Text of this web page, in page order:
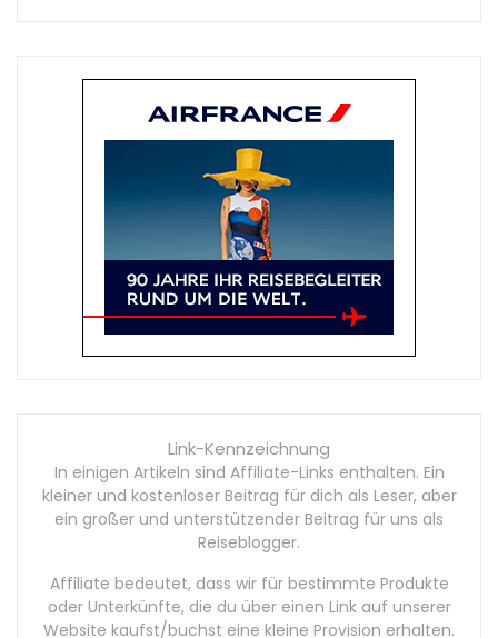
Link-Kennzeichnung
In einigen Artikeln sind Affiliate-Links enthalten. Ein
kleiner und kostenloser Beitrag für dich als Leser, aber
ein großer und unterstützender Beitrag für uns als
Reiseblogger.
Affiliate bedeutet, dass wir für bestimmte Produkte
oder Unterkünfte, die du über einen Link auf unserer
Website kaufst/buchst eine kleine Provision erhalten.